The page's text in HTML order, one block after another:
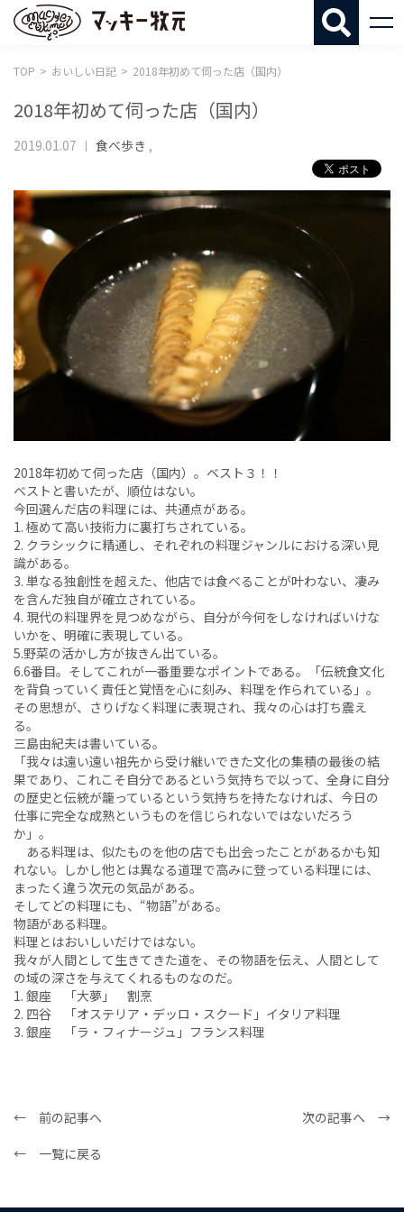
TOP おいしい日記 2018年初めて伺った店（国内）
2018年初めて伺った店（国内）
2019.01.07 食べ歩き ,
2018年初めて伺った店（国内）。ベスト３！！
ベストと書いたが、順位はない。
今回選んだ店の料理には、共通点がある。
1. 極めて高い技術力に裏打ちされている。
2. クラシックに精通し、それぞれの料理ジャンルにおける深い見
識がある。
3. 単なる独創性を超えた、他店では食べることが叶わない、凄み
を含んだ独自が確立されている。
4. 現代の料理界を見つめながら、自分が今何をしなければいけな
いかを、明確に表現している。
5.野菜の活かし方が抜きん出ている。
6.6番目。そしてこれが一番重要なポイントである。「伝統食文化
を背負っていく責任と覚悟を心に刻み、料理を作られている」。
その思想が、さりげなく料理に表現され、我々の心は打ち震え
る。
三島由紀夫は書いている。
「我々は遠い遠い祖先から受け継いできた文化の集積の最後の結
果であり、これこそ自分であるという気持ちで以って、全身に自分
の歴史と伝統が籠っているという気持ちを持たなければ、今日の
仕事に完全な成熟というものを信じられないではないだろう
か」。
ある料理は、似たものを他の店でも出会ったことがあるかも知
れない。しかし他とは異なる道理で高みに登っている料理には、
まったく違う次元の気品がある。
そしてどの料理にも、“物語”がある。
物語がある料理。
料理とはおいしいだけではない。
我々が人間として生きてきた道を、その物語を伝え、人間として
の域の深さを与えてくれるものなのだ。
1. 銀座 「大夢」 割烹
2. 四谷 「オステリア・デッロ・スクード」イタリア料理
3. 銀座 「ラ・フィナージュ」フランス料理
← 前の記事へ
次の記事へ →
← 一覧に戻る